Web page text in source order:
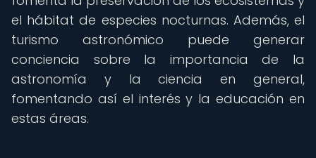
el hábitat de especies nocturnas. Además, el
turismo astronómico puede generar
conciencia sobre la importancia de la
astronomía y la ciencia en general,
fomentando así el interés y la educación en
estas áreas.